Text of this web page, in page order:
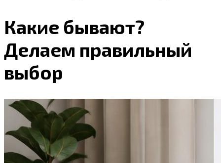
Какие бывают?
Делаем правильный
выбор